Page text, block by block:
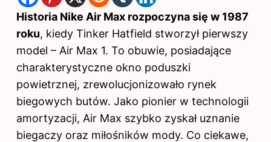
Historia Nike Air Max rozpoczyna się w 1987
roku, kiedy Tinker Hatfield stworzył pierwszy
model – Air Max 1. To obuwie, posiadające
charakterystyczne okno poduszki
powietrznej, zrewolucjonizowało rynek
biegowych butów. Jako pionier w technologii
amortyzacji, Air Max szybko zyskał uznanie
biegaczy oraz miłośników mody. Co ciekawe,